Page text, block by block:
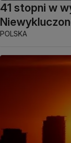
41 stopni w
POLSKA